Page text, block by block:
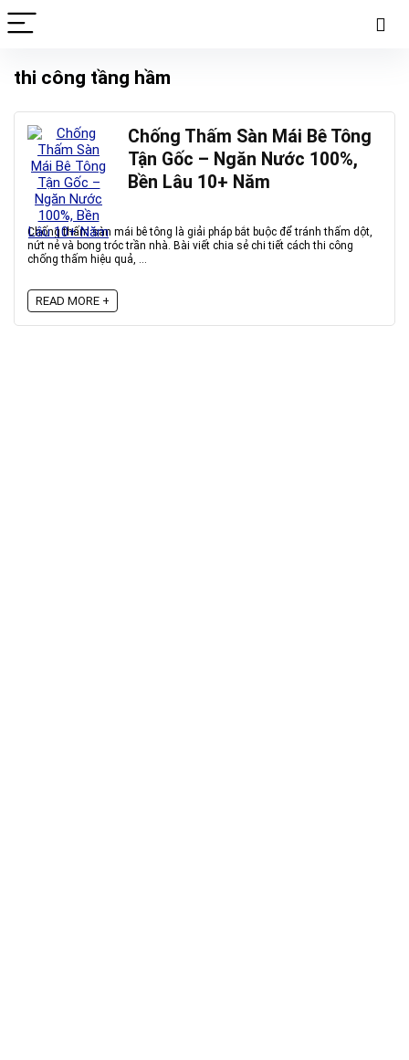
thi công tầng hầm
Chống Thấm Sàn Mái Bê Tông
Tận Gốc – Ngăn Nước 100%,
Bền Lâu 10+ Năm
Chống thấm sàn mái bê tông là giải pháp bắt buộc để tránh thấm dột,
nứt nẻ và bong tróc trần nhà. Bài viết chia sẻ chi tiết cách thi công
chống thấm hiệu quả, ...
READ MORE +